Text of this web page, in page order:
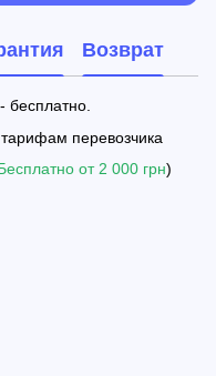
Возврат
бесплатно.
перевозчика
от 2 000 грн)